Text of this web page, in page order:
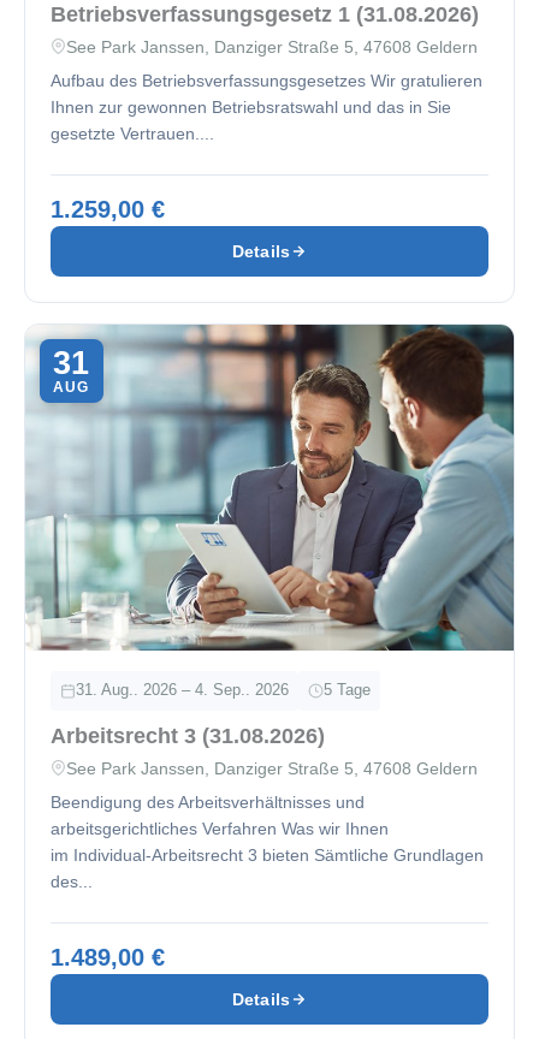
Betriebsverfassungsgesetz 1 (31.08.2026)
See Park Janssen, Danziger Straße 5, 47608 Geldern
Aufbau des Betriebsverfassungsgesetzes Wir gratulieren
Ihnen zur gewonnen Betriebsratswahl und das in Sie
gesetzte Vertrauen....
1.259,00 €
Details
31
AUG
31. Aug.. 2026 – 4. Sep.. 2026 5 Tage
Arbeitsrecht 3 (31.08.2026)
See Park Janssen, Danziger Straße 5, 47608 Geldern
Beendigung des Arbeitsverhältnisses und
arbeitsgerichtliches Verfahren Was wir Ihnen
im Individual-Arbeitsrecht 3 bieten Sämtliche Grundlagen
des...
1.489,00 €
Details